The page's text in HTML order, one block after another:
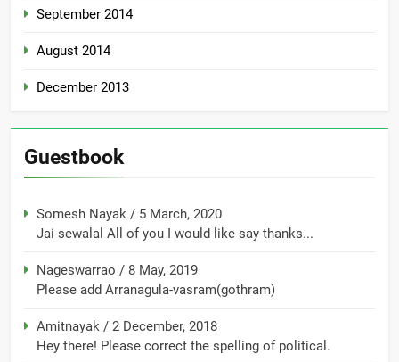
September 2014
August 2014
December 2013
Guestbook
Somesh Nayak / 5 March, 2020
Jai sewalal All of you I would like say thanks...
Nageswarrao / 8 May, 2019
Please add Arranagula-vasram(gothram)
Amitnayak / 2 December, 2018
Hey there! Please correct the spelling of political.